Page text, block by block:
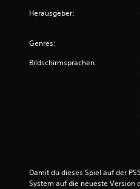
Herausgeber:
Genres:
Bildschirmsprachen:
Damit du dieses Spiel auf der
System auf die neueste Version